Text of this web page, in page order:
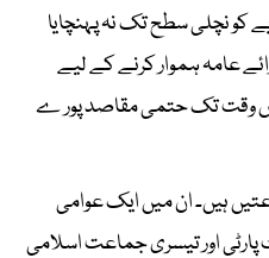
کو نچلی سطح تک نہ پہنچایا
عامہ ہموار کرنے کے لیے
وقت تک حتمی مقاصد پور ے
ہیں۔ ان میں ایک عوامی
اور تیسری جماعت اسلامی